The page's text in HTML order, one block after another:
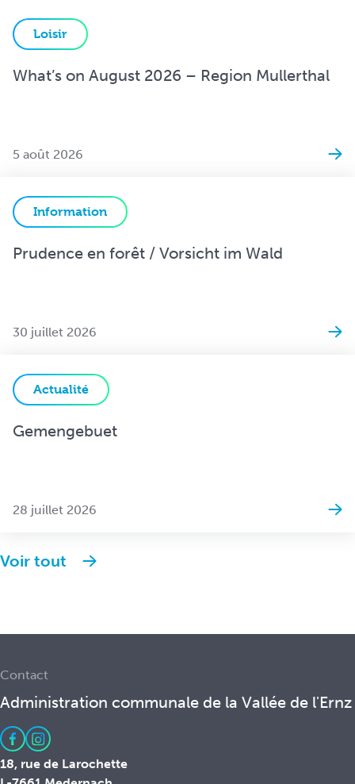
Loisir
What’s on August 2026 – Region Mullerthal
5 août 2026
Information
Prudence en forêt / Vorsicht im Wald
30 juillet 2026
Actualité
Gemengebuet
28 juillet 2026
Voir tout
Contact
Administration communale de la Vallée de l'Ernz
18, rue de Larochette